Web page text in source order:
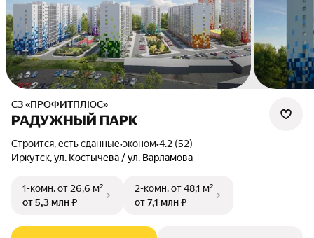
СЗ «ПРОФИТПЛЮС»
РАДУЖНЫЙ ПАРК
Строится, есть сданные•эконом•4.2 (52)
Иркутск, ул. Костычева / ул. Варламова
1-комн.от 26,6 м²
от 5,3 млн ₽
2-комн.от 48,1 м²
от 7,1 млн ₽